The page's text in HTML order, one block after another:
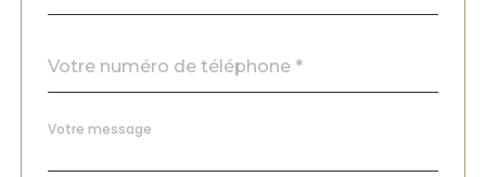
*
Fieldset
Message
*